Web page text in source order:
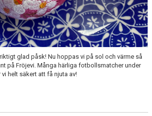
glad påsk! Nu hoppas vi på sol och värme så
på Fröjevi. Många härliga fotbollsmatcher under
helt säkert att få njuta av!